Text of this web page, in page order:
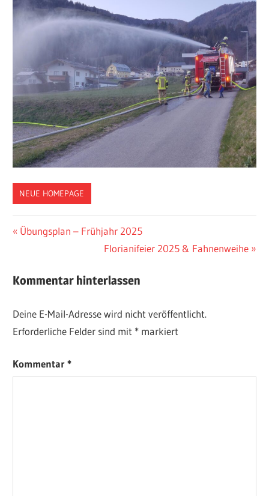
NEUE HOMEPAGE
Beitragsnavigation
Vorheriger
Übungsplan – Frühjahr 2025
Nächster
Florianifeier 2025 & Fahnenweihe
Kommentar hinterlassen
Deine E-Mail-Adresse wird nicht veröffentlicht.
Erforderliche Felder sind mit * markiert
Kommentar*